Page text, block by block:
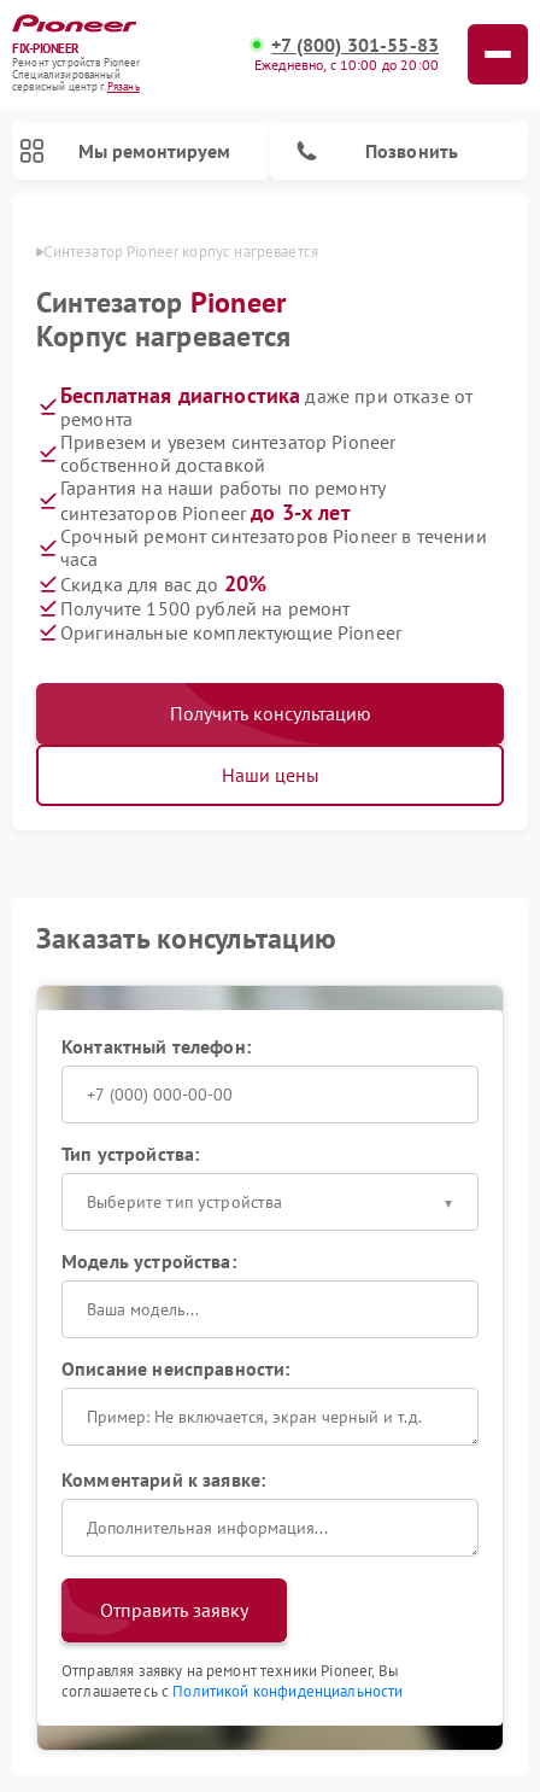
FIX-PIONEER
Ремонт устройств Pioneer
Специализированный
cервисный центр г.Рязань
+7 (800) 301-55-83
Ежедневно, с 10:00 до 20:00
Мы ремонтируем Позвонить
Синтезатор Pioneer корпус нагревается
Синтезатор Pioneer
Корпус нагревается
Бесплатная диагностика даже при отказе от
ремонта
Привезем и увезем синтезатор Pioneer
собственной доставкой
Гарантия на наши работы по ремонту
синтезаторов Pioneerдо 3-х лет
Срочный ремонт синтезаторов Pioneer в течении
часа
Скидка для вас до 20%
Получите 1500 рублей на ремонт
Оригинальные комплектующие Pioneer
Получить консультацию
Наши цены
Заказать консультацию
Контактный телефон:
Тип устройства:
Выберите тип устройства
Модель устройства:
Описание неисправности:
Комментарий к заявке:
Отправить заявку
Отправляя заявку на ремонт техники Pioneer, Вы
соглашаетесь с Политикой конфиденциальности